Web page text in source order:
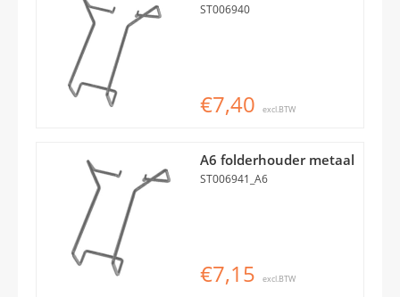
ST006940
€7,40 excl.BTW
A6 folderhouder metaal
ST006941_A6
€7,15 excl.BTW